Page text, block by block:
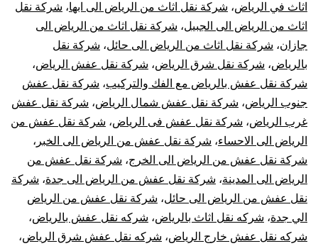
اثاث في الرياض، شركة نقل اثاث من الرياض الى ابها، شركة نقل
اثاث من الرياض الى الجبيل، شركة نقل اثاث من الرياض الى
جازان، شركة نقل اثاث من الرياض الى حائل، شركة نقل
بالرياض، شركة نقل شرق الرياض، شركة نقل عفش الرياض،
شركة نقل عفش بالرياض مع الفك والتركيب، شركة نقل عفش
جنوب الرياض، شركة نقل عفش شمال الرياض، شركة نقل عفش
غرب الرياض، شركة نقل عفش فى الرياض، شركة نقل عفش من
الرياض الى الاحساء، شركة نقل عفش من الرياض الى الخبر ،
شركة نقل عفش من الرياض الى الخرج، شركة نقل عفش من
الرياض الى المدينة، شركة نقل عفش من الرياض الى جدة، شركة
نقل عفش من الرياض الى حائل، شركة نقل عفش من الرياض
الي جدة، شركه نقل اثاث بالرياض، شركه نقل عفش بالرياض،
شركه نقل عفش خارج الرياض، شركه نقل عفش شرق الرياض،